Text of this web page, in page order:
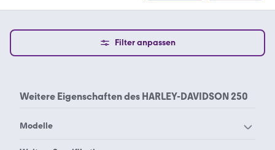
Filter anpassen
Weitere Eigenschaften des HARLEY-DAVIDSON 250
Modelle